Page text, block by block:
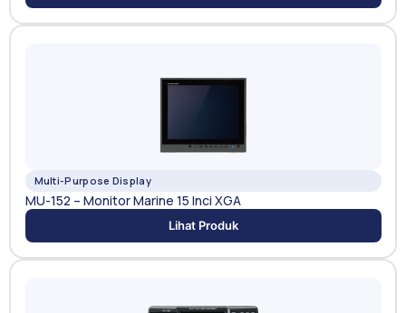
Multi-Purpose Display
MU-152 – Monitor Marine 15 Inci XGA
Lihat Produk